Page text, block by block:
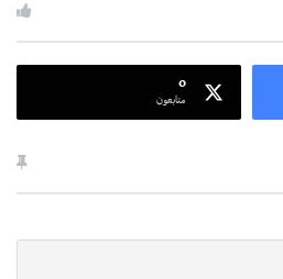
0
متابعون